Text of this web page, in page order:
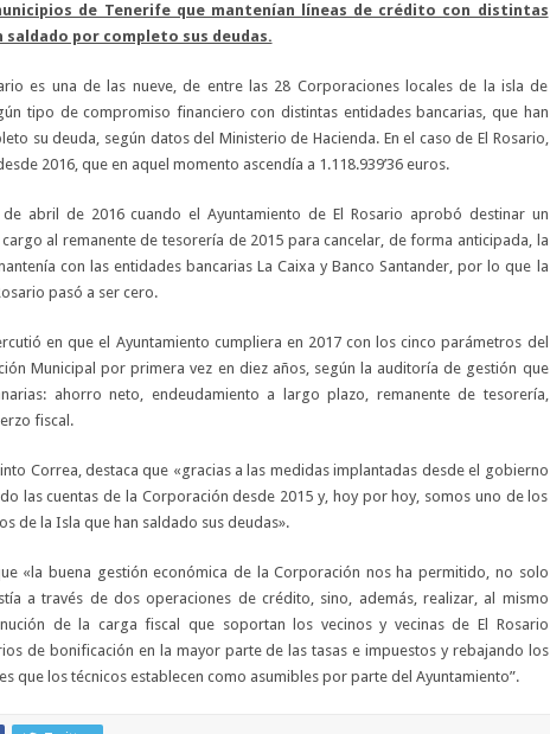
de Tenerife que mantenían líneas de crédito con distintas
saldado por completo sus deudas.
es una de las nueve, de entre las 28 Corporaciones locales de la isla de
tipo de compromiso financiero con distintas entidades bancarias, que han
su deuda, según datos del Ministerio de Hacienda. En el caso de El Rosario,
2016, que en aquel momento ascendía a 1.118.939’36 euros.
abril de 2016 cuando el Ayuntamiento de El Rosario aprobó destinar un
al remanente de tesorería de 2015 para cancelar, de forma anticipada, la
con las entidades bancarias La Caixa y Banco Santander, por lo que la
pasó a ser cero.
en que el Ayuntamiento cumpliera en 2017 con los cinco parámetros del
Municipal por primera vez en diez años, según la auditoría de gestión que
ahorro neto, endeudamiento a largo plazo, remanente de tesorería,
fiscal.
Correa, destaca que «gracias a las medidas implantadas desde el gobierno
las cuentas de la Corporación desde 2015 y, hoy por hoy, somos uno de los
de la Isla que han saldado sus deudas».
«la buena gestión económica de la Corporación nos ha permitido, no solo
a través de dos operaciones de crédito, sino, además, realizar, al mismo
de la carga fiscal que soportan los vecinos y vecinas de El Rosario
de bonificación en la mayor parte de las tasas e impuestos y rebajando los
que los técnicos establecen como asumibles por parte del Ayuntamiento”.